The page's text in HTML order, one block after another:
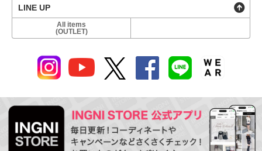
LINE UP
All items
(OUTLET)